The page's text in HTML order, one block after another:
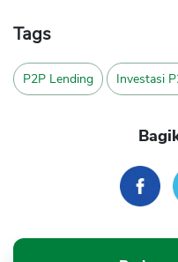
Tags
P2P Lending Investasi